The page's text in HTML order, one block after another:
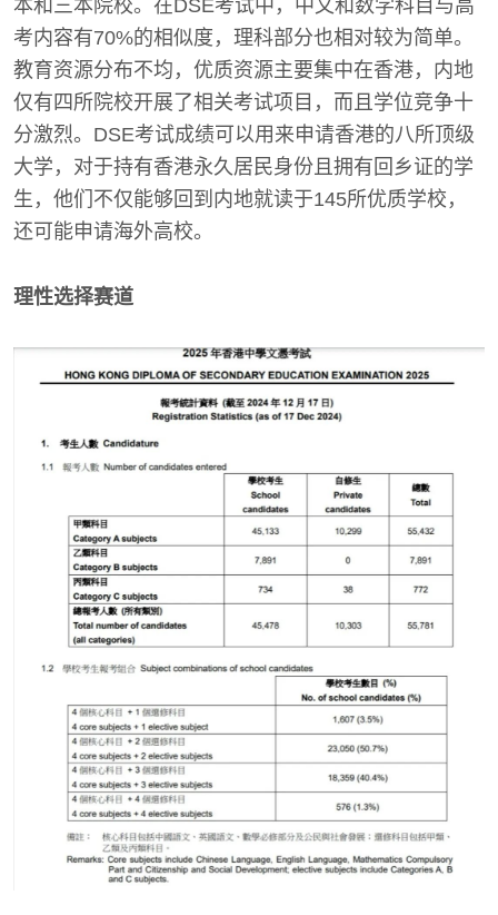
本和三本院校。在DSE考试中，中文和数学科目与高
考内容有70%的相似度，理科部分也相对较为简单。
教育资源分布不均，优质资源主要集中在香港，内地
仅有四所院校开展了相关考试项目，而且学位竞争十
分激烈。DSE考试成绩可以用来申请香港的八所顶级
大学，对于持有香港永久居民身份且拥有回乡证的学
生，他们不仅能够回到内地就读于145所优质学校，
还可能申请海外高校。
理性选择赛道